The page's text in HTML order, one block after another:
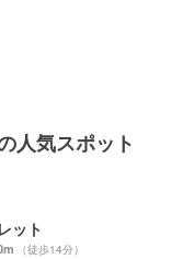
人気スポット
ット
（徒歩14分）